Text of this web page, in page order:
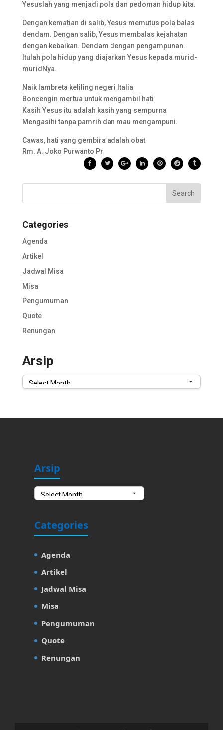
Yesuslah yang menjadi pola dan pedoman hidup kita.
Dengan kematian di salib, Yesus memutus pola balas
dendam. Dengan salib, Yesus membalas kejahatan
dengan kebaikan. Dendam dengan pengampunan.
Itulah pola hidup yang diajarkan Yesus kepada murid-
muridNya.
Naik lambreta keliling negeri Italia
Boncengin mertua untuk mengambil hati
Kasih Yesus itu adalah kasih yang sempurna
Mengasihi tanpa pamrih dan mau mengampuni.
Cawas, hati yang gembira adalah obat
Rm. A. Joko Purwanto Pr
Categories
Agenda
Artikel
Jadwal Misa
Misa
Pengumuman
Quote
Renungan
Arsip
Arsip
ArsipArsip
Categories
Agenda
Artikel
Jadwal Misa
Misa
Pengumuman
Quote
Renungan